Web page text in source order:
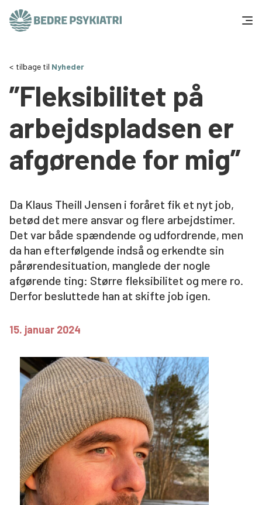
Tal og fakta
Om os
Vær med
Støt os
Søg
tilbage til Nyheder
”Fleksibilitet på
arbejdspladsen er
afgørende for mig”
Da Klaus Theill Jensen i foråret fik et nyt job,
betød det mere ansvar og flere arbejdstimer.
Det var både spændende og udfordrende, men
da han efterfølgende indså og erkendte sin
pårørendesituation, manglede der nogle
afgørende ting: Større fleksibilitet og mere ro.
Derfor besluttede han at skifte job igen.
15. januar 2024